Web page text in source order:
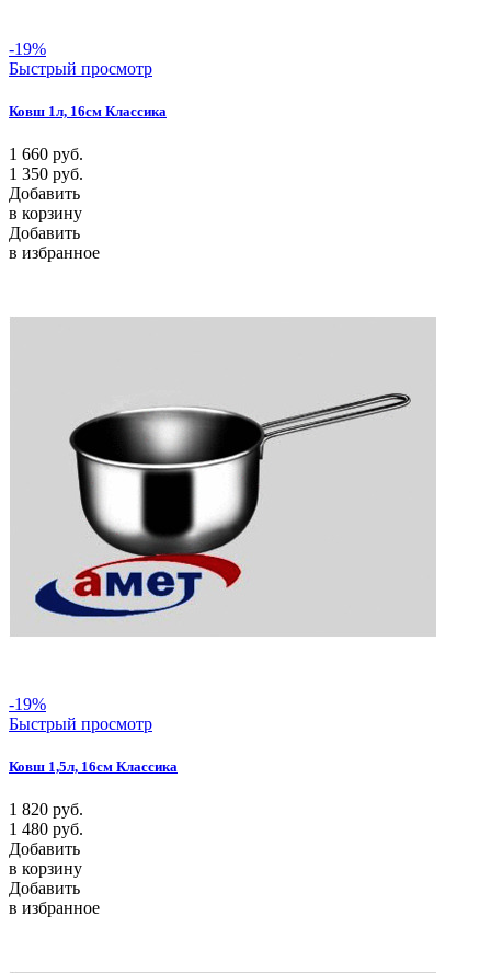
-19%
Быстрый просмотр
Ковш 1л, 16cм Классика
1 660 руб.
1 350 руб.
Добавить
в корзину
Добавить
в избранное
-19%
Быстрый просмотр
Ковш 1,5л, 16см Классика
1 820 руб.
1 480 руб.
Добавить
в корзину
Добавить
в избранное